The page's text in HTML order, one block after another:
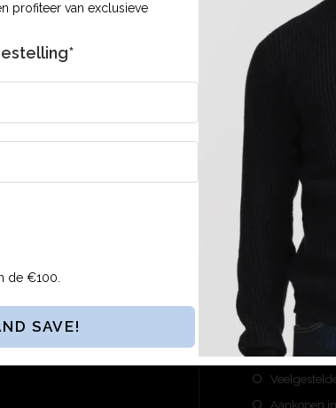
Over
Aankopen
profiteer van exclusieve
de €100.